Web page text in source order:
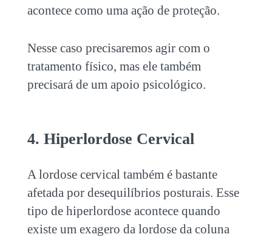
acontece como uma ação de proteção.
Nesse caso precisaremos agir com o
tratamento físico, mas ele também
precisará de um apoio psicológico.
4. Hiperlordose Cervical
A lordose cervical também é bastante
afetada por desequilíbrios posturais. Esse
tipo de hiperlordose acontece quando
existe um exagero da lordose da coluna